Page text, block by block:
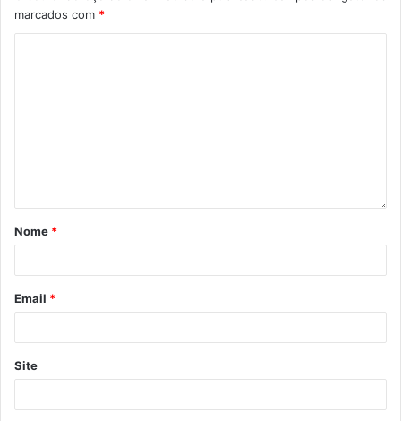
marcados com *
Nome *
Email *
Site